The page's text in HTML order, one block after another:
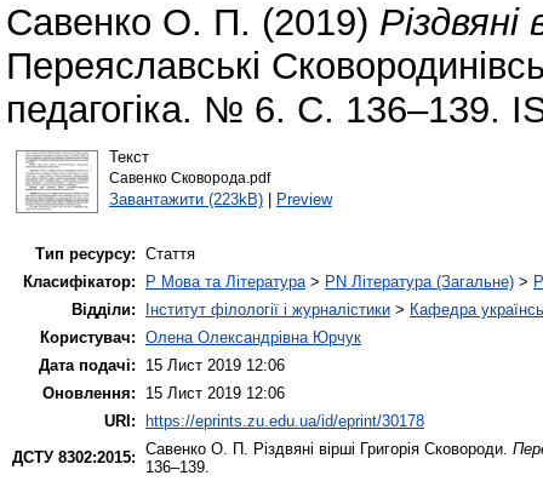
Савенко О. П. (2019)
Переяславські
педагогіка. № 6. С. 136–139.
Текст
Савенко Сковорода.pdf
Завантажити (223kB)| Preview
Тип ресурсу: Стаття
Класифікатор:
P Мова та Література> PN Література (Загальне) >
Відділи:
Інститут філології і журналістики > Кафедра
Користувач: Олена Олександрівна Юрчук
Дата подачі:
15 Лист 2019 12:06
Оновлення:
15 Лист 2019 12:06
URI:
https://eprints.zu.edu.ua/id/eprint/30178
ДСТУ 8302:2015: Савенко О. П. Різдвяні вірші Григорія Сковороди.
136–139.